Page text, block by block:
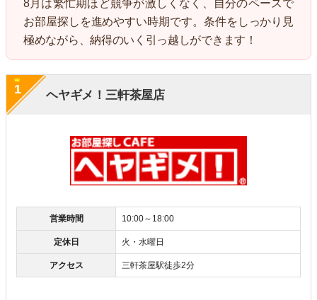
8月は繁忙期ほど競争が激しくなく、自分のペースで
お部屋探しを進めやすい時期です。条件をしっかり見
極めながら、納得のいく引っ越しができます！
ヘヤギメ！三軒茶屋店
1
営業時間 10:00～18:00
定休日 火・水曜日
アクセス 三軒茶屋駅徒歩2分